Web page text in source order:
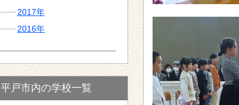
2017年
2016年
平戸市内の学校一覧